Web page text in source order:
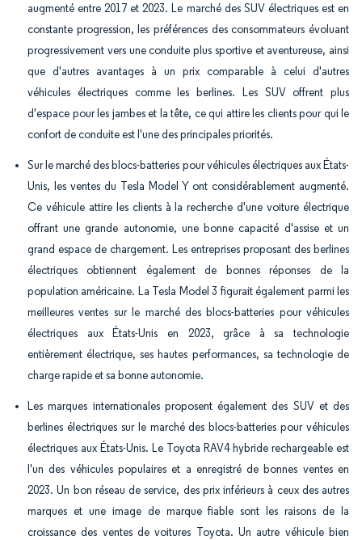
augmenté entre 2017 et 2023. Le marché des SUV électriques est en
constante progression, les préférences des consommateurs évoluant
progressivement vers une conduite plus sportive et aventureuse, ainsi
que d'autres avantages à un prix comparable à celui d'autres
véhicules électriques comme les berlines. Les SUV offrent plus
d'espace pour les jambes et la tête, ce qui attire les clients pour qui le
confort de conduite est l'une des principales priorités.
Sur le marché des blocs-batteries pour véhicules électriques aux États-
Unis, les ventes du Tesla Model Y ont considérablement augmenté.
Ce véhicule attire les clients à la recherche d'une voiture électrique
offrant une grande autonomie, une bonne capacité d'assise et un
grand espace de chargement. Les entreprises proposant des berlines
électriques obtiennent également de bonnes réponses de la
population américaine. La Tesla Model 3 figurait également parmi les
meilleures ventes sur le marché des blocs-batteries pour véhicules
électriques aux États-Unis en 2023, grâce à sa technologie
entièrement électrique, ses hautes performances, sa technologie de
charge rapide et sa bonne autonomie.
Les marques internationales proposent également des SUV et des
berlines électriques sur le marché des blocs-batteries pour véhicules
électriques aux États-Unis. Le Toyota RAV4 hybride rechargeable est
l'un des véhicules populaires et a enregistré de bonnes ventes en
2023. Un bon réseau de service, des prix inférieurs à ceux des autres
marques et une image de marque fiable sont les raisons de la
croissance des ventes de voitures Toyota. Un autre véhicule bien